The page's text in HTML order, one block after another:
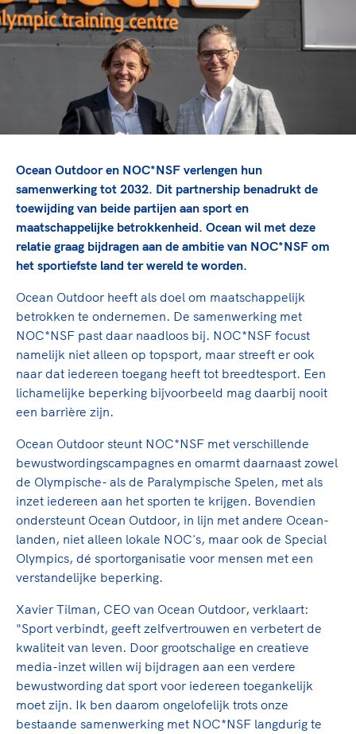
Sportonderzoek
Sportakkoord II
Game Changer
TeamNL kids
Nieuwspagina
Columns
Sport gaat niet vanzelf
Sport verenigt. Op sportclubs, pleintjes, tijdens
een rondje fietsen, door samen te skaten of naar
de sportschool te gaan. Door samen te juichen
voor Sifan Hassan, Rico Verhoeven, Diede de
Groot en het Nederlands Elftal. Of met trots te
genieten van de karatewedstrijd van je dochter,
de halve marathon van je moeder of de
hockeywedstrijd van je buurjongen.
Lees verder
Veilige en integere sport
Diversiteit en inclusie
Gezonde sportomgeving
Duurzaamheid
Bekwaam sportkader
Vitale clubs en bestuurlijk kader
Sportmatch
Clubacties
Handboek Wet- en Regelgeving
Opleidingen en trainingen
High5 Stappenplan
Ruimte voor sport
Clubondersteuning
Beroepskrachten
sportomgeving
Voor welk gedrag staat de club? Wat mag wel
langs de lijn, in de kleedkamer, kantine en online?
En wat mag vooral niet? Een gedragscode geeft
hier richting aan en is dus een belangrijk
onderdeel van het clubbeleid rondom gewenst en
ongewenst gedrag.
Lees verder
TeamNL Academie Kalender
Kennisaanbod TeamNL Experts
TeamNL Sport Science Centre
Paralympische Spelen LA28
Europese Spelen Istanbul 2027
Topsportbeleid
Topsportfinanciering
Maatschappelijke waarde topsport
Top teamsportcompetities
De TeamNL Academie
De TeamNL Academie biedt een leer- en
ontwikkelprogramma voor de volgende functies
binnen TeamNL programma's: experts, coaches,
bestuurders, (technisch) directeuren, managers en
toekomstig kader.
Lees verder
Ocean Outdoor en NOC*NSF verlengen hun
samenwerking tot 2032. Dit partnership benadrukt de
toewijding van beide partijen aan sport en
maatschappelijke betrokkenheid. Ocean wil met deze
relatie graag bijdragen aan de ambitie van NOC*NSF om
het sportiefste land ter wereld te worden.
Ocean Outdoor heeft als doel om maatschappelijk
betrokken te ondernemen. De samenwerking met
NOC*NSF past daar naadloos bij. NOC*NSF focust
namelijk niet alleen op topsport, maar streeft er ook
naar dat iedereen toegang heeft tot breedtesport. Een
lichamelijke beperking bijvoorbeeld mag daarbij nooit
een barrière zijn.
Ocean Outdoor steunt NOC*NSF met verschillende
bewustwordingscampagnes en omarmt daarnaast zowel
de Olympische- als de Paralympische Spelen, met als
inzet iedereen aan het sporten te krijgen. Bovendien
ondersteunt Ocean Outdoor, in lijn met andere Ocean-
landen, niet alleen lokale NOC's, maar ook de Special
Olympics, dé sportorganisatie voor mensen met een
verstandelijke beperking.
Xavier Tilman, CEO van Ocean Outdoor, verklaart:
"Sport verbindt, geeft zelfvertrouwen en verbetert de
kwaliteit van leven. Door grootschalige en creatieve
media-inzet willen wij bijdragen aan een verdere
bewustwording dat sport voor iedereen toegankelijk
moet zijn. Ik ben daarom ongelofelijk trots onze
bestaande samenwerking met NOC*NSF langdurig te